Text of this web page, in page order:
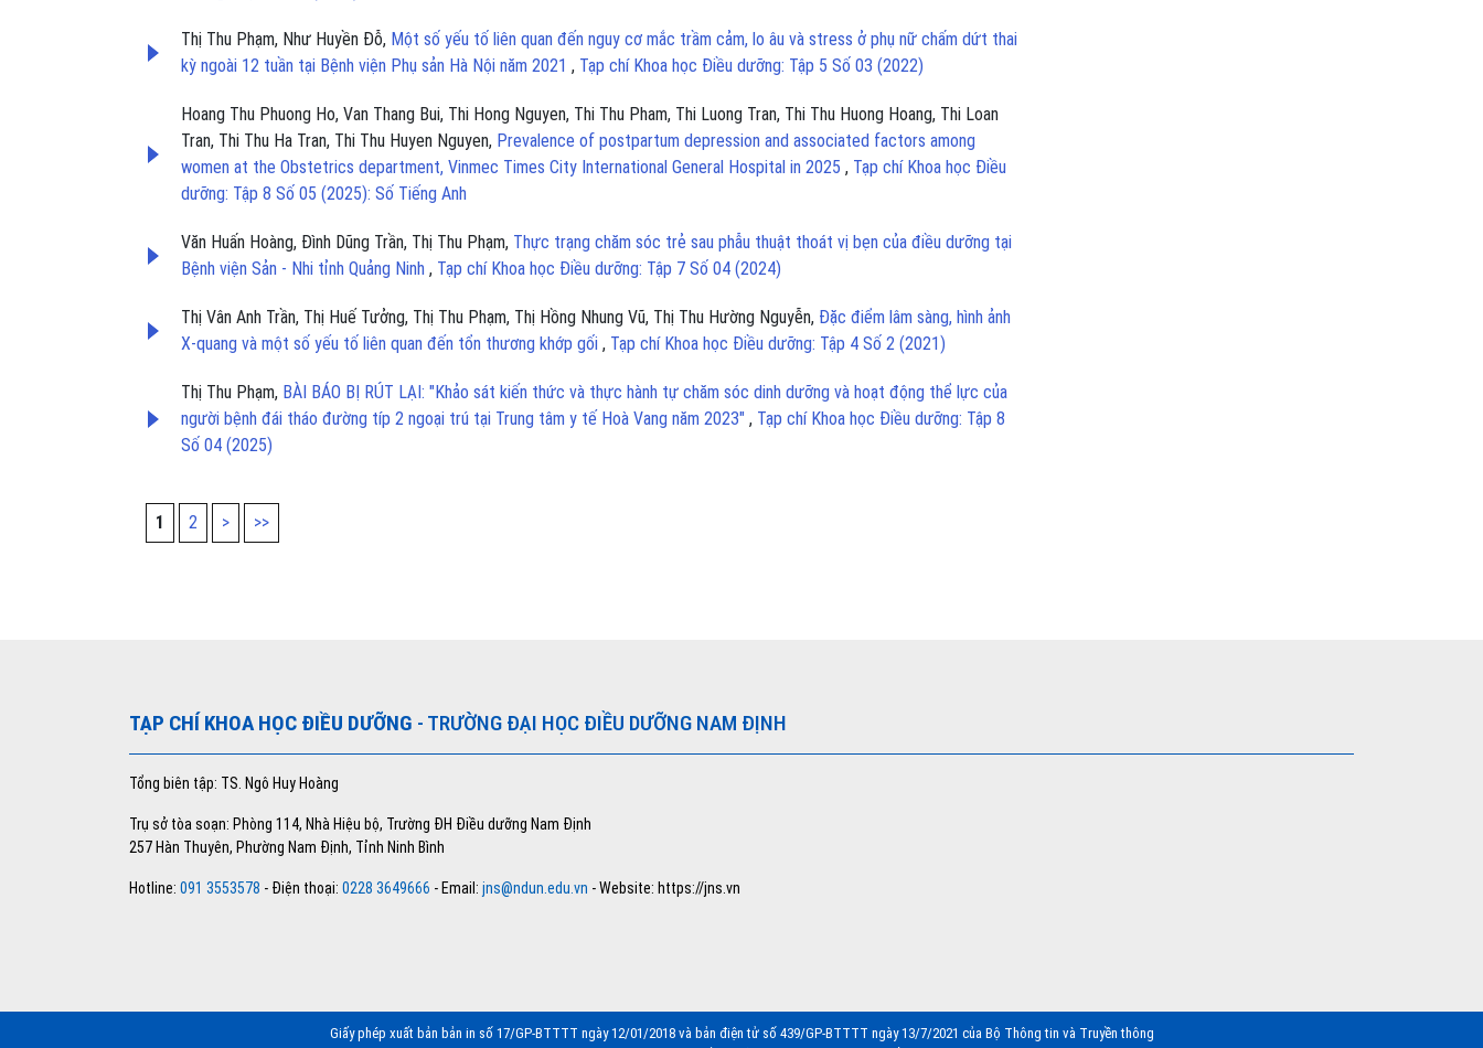
Thị Thu Phạm, Như Huyền Đỗ, Một số yếu tố liên quan đến nguy cơ mắc trầm cảm, lo âu và stress ở phụ nữ chấm dứt thai
kỳ ngoài 12 tuần tại Bệnh viện Phụ sản Hà Nội năm 2021 , Tạp chí Khoa học Điều dưỡng: Tập 5 Số 03 (2022)
Hoang Thu Phuong Ho, Van Thang Bui, Thi Hong Nguyen, Thi Thu Pham, Thi Luong Tran, Thi Thu Huong Hoang, Thi Loan
Tran, Thi Thu Ha Tran, Thi Thu Huyen Nguyen, Prevalence of postpartum depression and associated factors among
women at the Obstetrics department, Vinmec Times City International General Hospital in 2025 , Tạp chí Khoa học Điều
dưỡng: Tập 8 Số 05 (2025): Số Tiếng Anh
Văn Huấn Hoàng, Đình Dũng Trần, Thị Thu Phạm, Thực trạng chăm sóc trẻ sau phẫu thuật thoát vị bẹn của điều dưỡng tại
Bệnh viện Sản - Nhi tỉnh Quảng Ninh , Tạp chí Khoa học Điều dưỡng: Tập 7 Số 04 (2024)
Thị Vân Anh Trần, Thị Huế Tưởng, Thị Thu Phạm, Thị Hồng Nhung Vũ, Thị Thu Hường Nguyễn, Đặc điểm lâm sàng, hình ảnh
X-quang và một số yếu tố liên quan đến tổn thương khớp gối , Tạp chí Khoa học Điều dưỡng: Tập 4 Số 2 (2021)
Thị Thu Phạm, BÀI BÁO BỊ RÚT LẠI: "Khảo sát kiến thức và thực hành tự chăm sóc dinh dưỡng và hoạt động thể lực của
người bệnh đái tháo đường típ 2 ngoại trú tại Trung tâm y tế Hoà Vang năm 2023" , Tạp chí Khoa học Điều dưỡng: Tập 8
Số 04 (2025)
1 2 > >>
TẠP CHÍ KHOA HỌC ĐIỀU DƯỠNG - TRƯỜNG ĐẠI HỌC ĐIỀU DƯỠNG NAM ĐỊNH
Tổng biên tập: TS. Ngô Huy Hoàng
Trụ sở tòa soạn: Phòng 114, Nhà Hiệu bộ, Trường ĐH Điều dưỡng Nam Định
257 Hàn Thuyên, Phường Nam Định, Tỉnh Ninh Bình
Hotline: 091 3553578 - Điện thoại: 0228 3649666 - Email: jns@ndun.edu.vn - Website: https://jns.vn
Giấy phép xuất bản bản in số 17/GP-BTTTT ngày 12/01/2018 và bản điện tử số 439/GP-BTTTT ngày 13/7/2021 của Bộ Thông tin và Truyền thông